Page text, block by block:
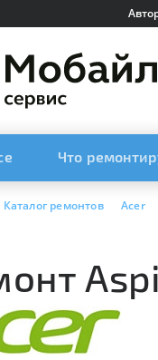
Что
Каталог ремонтов Acer